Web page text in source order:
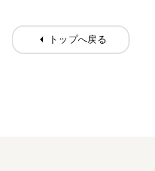
arrow_left トップへ戻る